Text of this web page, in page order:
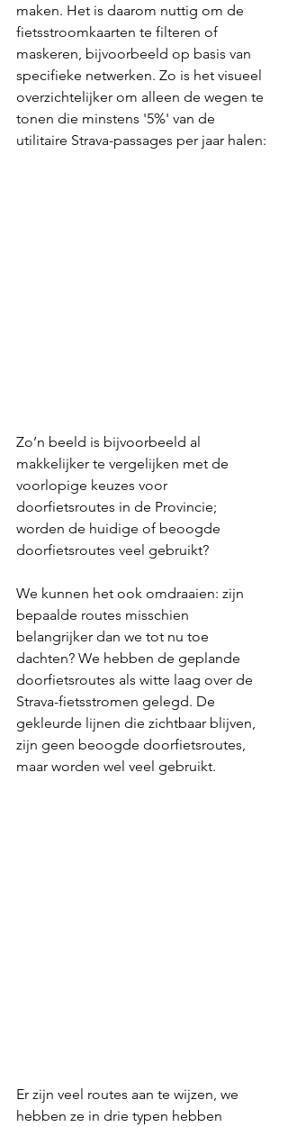
maken. Het is daarom nuttig om de
fietsstroomkaarten te filteren of
maskeren, bijvoorbeeld op basis van
specifieke netwerken. Zo is het visueel
overzichtelijker om alleen de wegen te
tonen die minstens '5%' van de
utilitaire Strava-passages per jaar halen:
Zo’n beeld is bijvoorbeeld al
makkelijker te vergelijken met de
voorlopige keuzes voor
doorfietsroutes in de Provincie;
worden de huidige of beoogde
doorfietsroutes veel gebruikt?
We kunnen het ook omdraaien: zijn
bepaalde routes misschien
belangrijker dan we tot nu toe
dachten? We hebben de geplande
doorfietsroutes als witte laag over de
Strava-fietsstromen gelegd. De
gekleurde lijnen die zichtbaar blijven,
zijn geen beoogde doorfietsroutes,
maar worden wel veel gebruikt.
Er zijn veel routes aan te wijzen, we
hebben ze in drie typen hebben